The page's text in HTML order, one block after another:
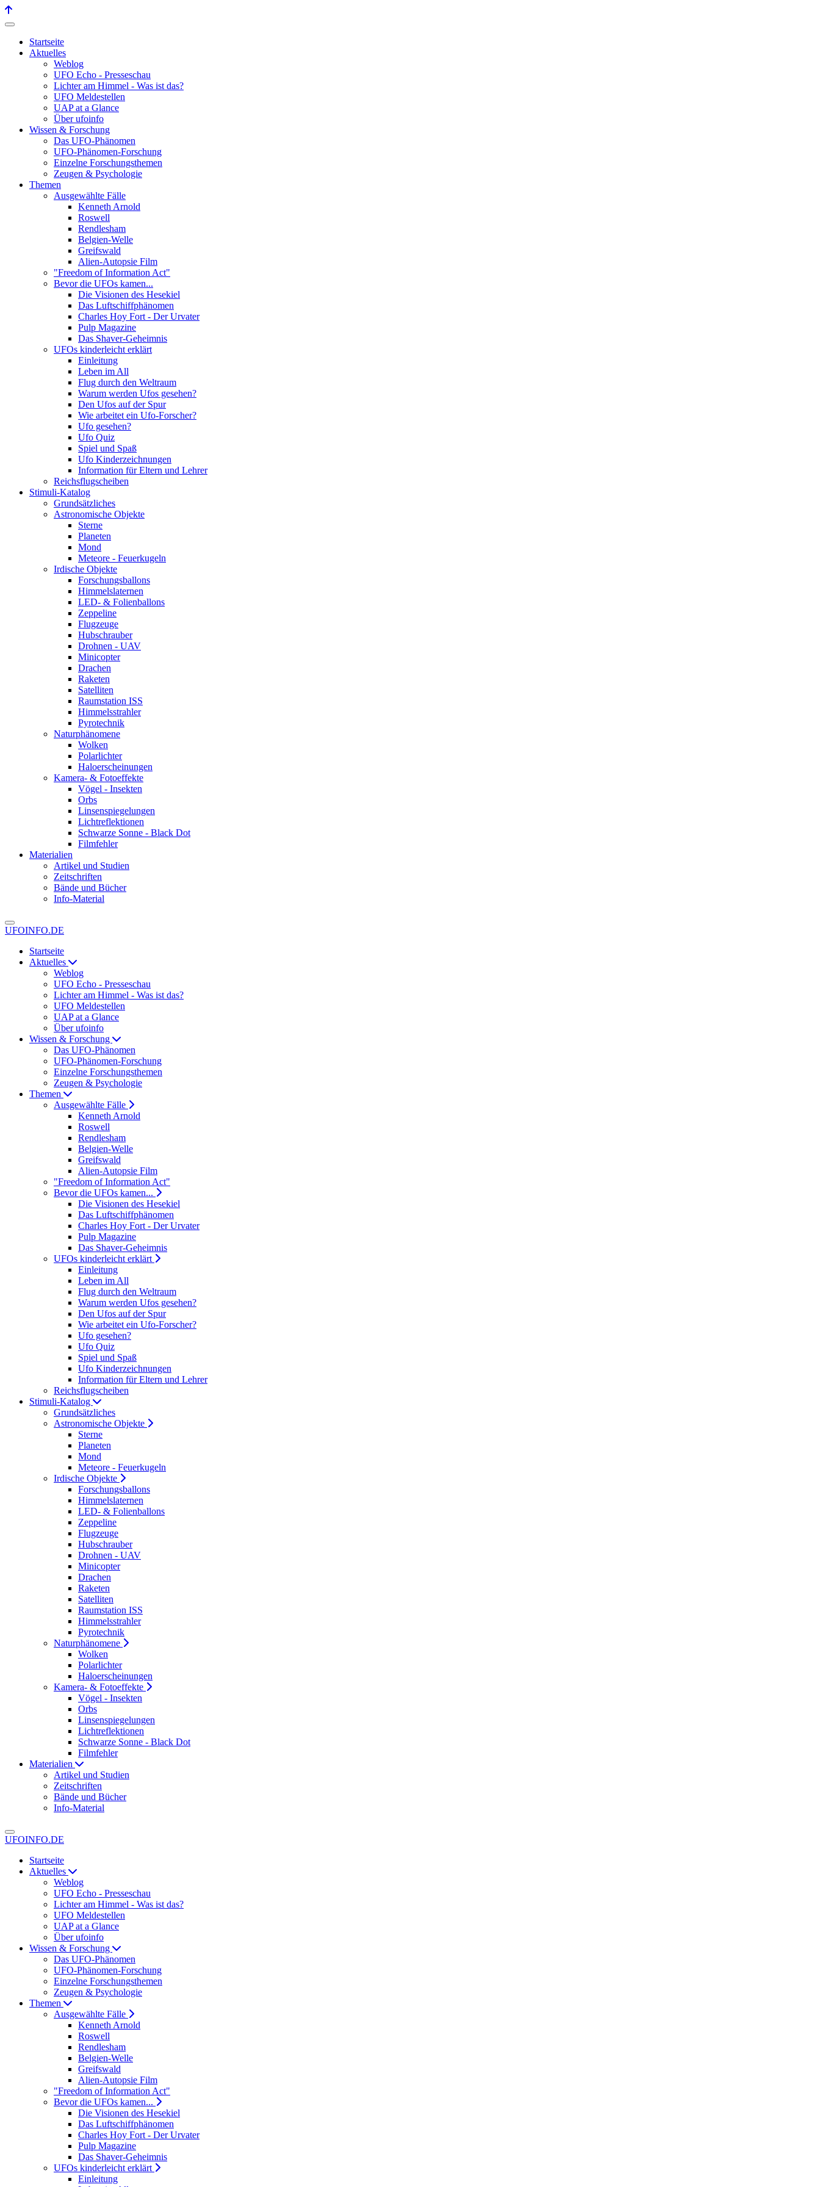
Startseite
Aktuelles
Weblog
UFO Echo - Presseschau
Lichter am Himmel - Was ist das?
UFO Meldestellen
UAP at a Glance
Über ufoinfo
Wissen & Forschung
Das UFO-Phänomen
UFO-Phänomen-Forschung
Einzelne Forschungsthemen
Zeugen & Psychologie
Themen
Ausgewählte Fälle
Kenneth Arnold
Roswell
Rendlesham
Belgien-Welle
Greifswald
Alien-Autopsie Film
"Freedom of Information Act"
Bevor die UFOs kamen...
Die Visionen des Hesekiel
Das Luftschiffphänomen
Charles Hoy Fort - Der Urvater
Pulp Magazine
Das Shaver-Geheimnis
UFOs kinderleicht erklärt
Einleitung
Leben im All
Flug durch den Weltraum
Warum werden Ufos gesehen?
Den Ufos auf der Spur
Wie arbeitet ein Ufo-Forscher?
Ufo gesehen?
Ufo Quiz
Spiel und Spaß
Ufo Kinderzeichnungen
Information für Eltern und Lehrer
Reichsflugscheiben
Stimuli-Katalog
Grundsätzliches
Astronomische Objekte
Sterne
Planeten
Mond
Meteore - Feuerkugeln
Irdische Objekte
Forschungsballons
Himmelslaternen
LED- & Folienballons
Zeppeline
Flugzeuge
Hubschrauber
Drohnen - UAV
Minicopter
Drachen
Raketen
Satelliten
Raumstation ISS
Himmelsstrahler
Pyrotechnik
Naturphänomene
Wolken
Polarlichter
Haloerscheinungen
Kamera- & Fotoeffekte
Vögel - Insekten
Orbs
Linsenspiegelungen
Lichtreflektionen
Schwarze Sonne - Black Dot
Filmfehler
Materialien
Artikel und Studien
Zeitschriften
Bände und Bücher
Info-Material
UFOINFO.DE
Startseite
Aktuelles
Weblog
UFO Echo - Presseschau
Lichter am Himmel - Was ist das?
UFO Meldestellen
UAP at a Glance
Über ufoinfo
Wissen & Forschung
Das UFO-Phänomen
UFO-Phänomen-Forschung
Einzelne Forschungsthemen
Zeugen & Psychologie
Themen
Ausgewählte Fälle
Kenneth Arnold
Roswell
Rendlesham
Belgien-Welle
Greifswald
Alien-Autopsie Film
"Freedom of Information Act"
Bevor die UFOs kamen...
Die Visionen des Hesekiel
Das Luftschiffphänomen
Charles Hoy Fort - Der Urvater
Pulp Magazine
Das Shaver-Geheimnis
UFOs kinderleicht erklärt
Einleitung
Leben im All
Flug durch den Weltraum
Warum werden Ufos gesehen?
Den Ufos auf der Spur
Wie arbeitet ein Ufo-Forscher?
Ufo gesehen?
Ufo Quiz
Spiel und Spaß
Ufo Kinderzeichnungen
Information für Eltern und Lehrer
Reichsflugscheiben
Stimuli-Katalog
Grundsätzliches
Astronomische Objekte
Sterne
Planeten
Mond
Meteore - Feuerkugeln
Irdische Objekte
Forschungsballons
Himmelslaternen
LED- & Folienballons
Zeppeline
Flugzeuge
Hubschrauber
Drohnen - UAV
Minicopter
Drachen
Raketen
Satelliten
Raumstation ISS
Himmelsstrahler
Pyrotechnik
Naturphänomene
Wolken
Polarlichter
Haloerscheinungen
Kamera- & Fotoeffekte
Vögel - Insekten
Orbs
Linsenspiegelungen
Lichtreflektionen
Schwarze Sonne - Black Dot
Filmfehler
Materialien
Artikel und Studien
Zeitschriften
Bände und Bücher
Info-Material
UFOINFO.DE
Startseite
Aktuelles
Weblog
UFO Echo - Presseschau
Lichter am Himmel - Was ist das?
UFO Meldestellen
UAP at a Glance
Über ufoinfo
Wissen & Forschung
Das UFO-Phänomen
UFO-Phänomen-Forschung
Einzelne Forschungsthemen
Zeugen & Psychologie
Themen
Ausgewählte Fälle
Kenneth Arnold
Roswell
Rendlesham
Belgien-Welle
Greifswald
Alien-Autopsie Film
"Freedom of Information Act"
Bevor die UFOs kamen...
Die Visionen des Hesekiel
Das Luftschiffphänomen
Charles Hoy Fort - Der Urvater
Pulp Magazine
Das Shaver-Geheimnis
UFOs kinderleicht erklärt
Einleitung